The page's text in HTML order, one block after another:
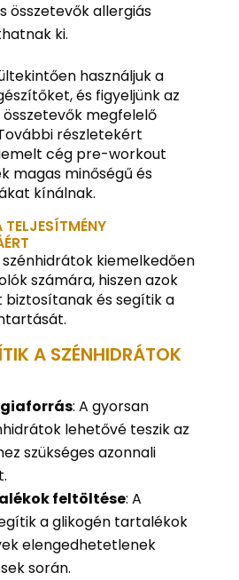
összetevők allergiás
ki.
használjuk a
és figyeljünk az
megfelelő
részletekért
cég pre-workout
magas minőségű és
kínálnak.
szénhidrátok kiemelkedően
számára, hiszen azok
biztosítanak és segítik a
A SZÉNHIDRÁTOK
: A gyorsan
lehetővé teszik az
szükséges azonnali
feltöltése: A
a glikogén tartalékok
elengedhetetlenek
során.